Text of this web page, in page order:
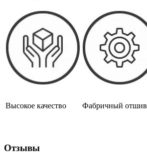
Высокое качество Фабричный отшив
Отзывы